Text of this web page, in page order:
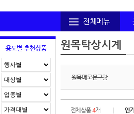
전체메뉴
용도별 추천상품 원목탁상시계
원목메모문구함
전체상품4개 인